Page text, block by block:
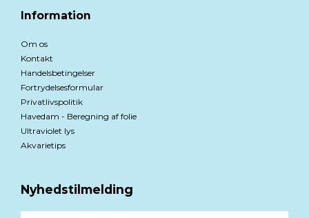
Information
Om os
Kontakt
Handelsbetingelser
Fortrydelsesformular
Privatlivspolitik
Havedam - Beregning af folie
Ultraviolet lys
Akvarietips
Nyhedstilmelding